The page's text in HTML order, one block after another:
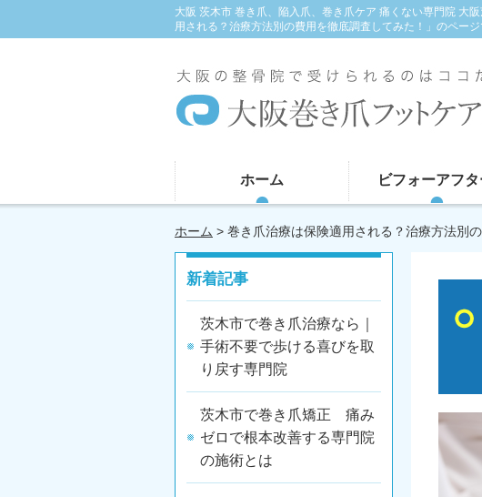
大阪 茨木市 巻き爪、陥入爪、巻き爪ケア 痛くない専門院 大
用される？治療方法別の費用を徹底調査してみた！」のページ
ホーム ビフォーアフ
ホーム > 巻き爪治療は保険適用される？治療方法別
新着記事
茨木市で巻き爪治療なら｜
手術不要で歩ける喜びを取
り戻す専門院
茨木市で巻き爪矯正 痛み
ゼロで根本改善する専門院
の施術とは